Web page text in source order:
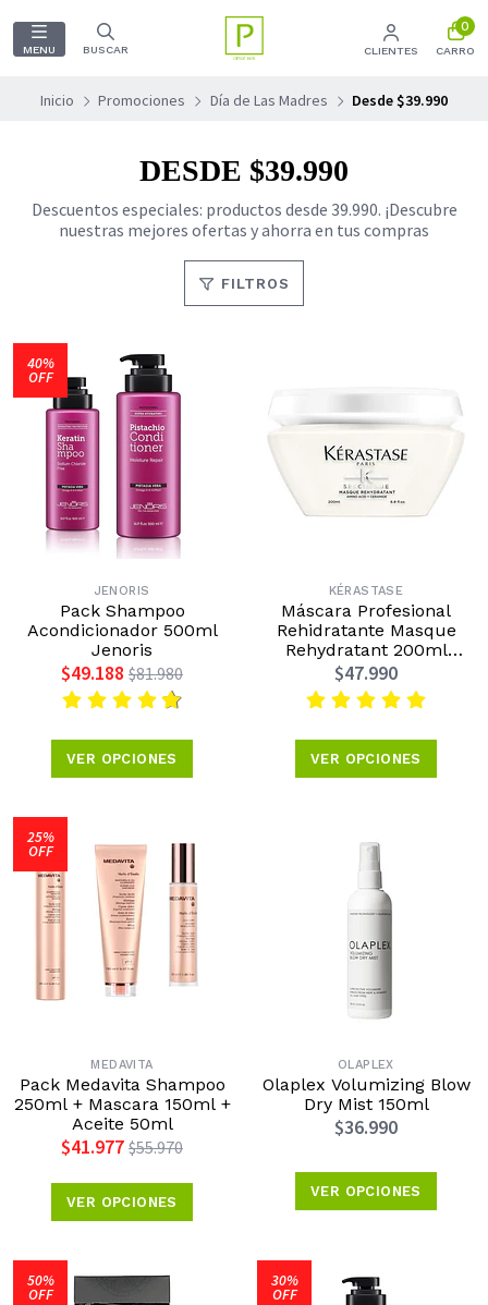
MENU BUSCAR CLIENTES
0
CARRO
Inicio Promociones Día de Las Madres Desde $39.990
DESDE $39.990
Descuentos especiales: productos desde 39.990. ¡Descubre
nuestras mejores ofertas y ahorra en tus compras
FILTROS
40%
OFF
JENORIS
Pack Shampoo
Acondicionador 500ml
Jenoris
$49.188 $81.980
VER OPCIONES
KÉRASTASE
Máscara Profesional
Rehidratante Masque
Rehydratant 200ml
Kérastase
$47.990
VER OPCIONES
25%
OFF
MEDAVITA
Pack Medavita Shampoo
250ml + Mascara 150ml +
Aceite 50ml
$41.977 $55.970
VER OPCIONES
OLAPLEX
Olaplex Volumizing Blow
Dry Mist 150ml
$36.990
VER OPCIONES
50%
OFF
30%
OFF